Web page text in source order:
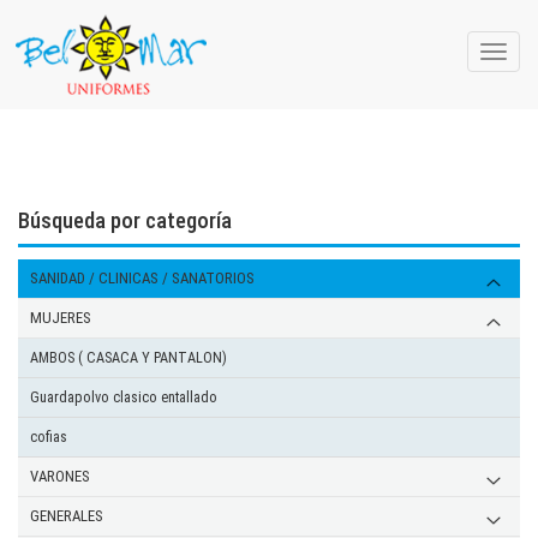
Toggle
Búsqueda por categoría
SANIDAD / CLINICAS / SANATORIOS
MUJERES
AMBOS ( CASACA Y PANTALON)
Guardapolvo clasico entallado
cofias
VARONES
casaca solapa
GENERALES